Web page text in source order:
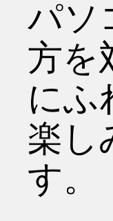
パソ
方を
にふ
楽し
す。